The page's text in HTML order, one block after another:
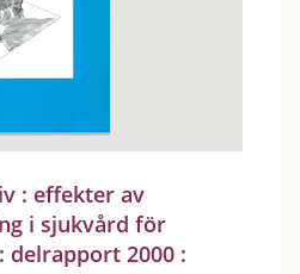
: effekter av
i sjukvård för
delrapport 2000 :